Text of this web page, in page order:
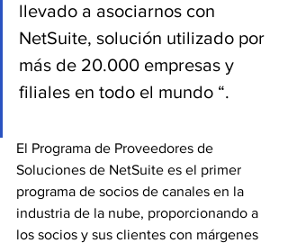
llevado a asociarnos con
NetSuite, solución utilizado por
más de 20.000 empresas y
filiales en todo el mundo “.
El Programa de Proveedores de
Soluciones de NetSuite es el primer
programa de socios de canales en la
industria de la nube, proporcionando a
los socios y sus clientes con márgenes